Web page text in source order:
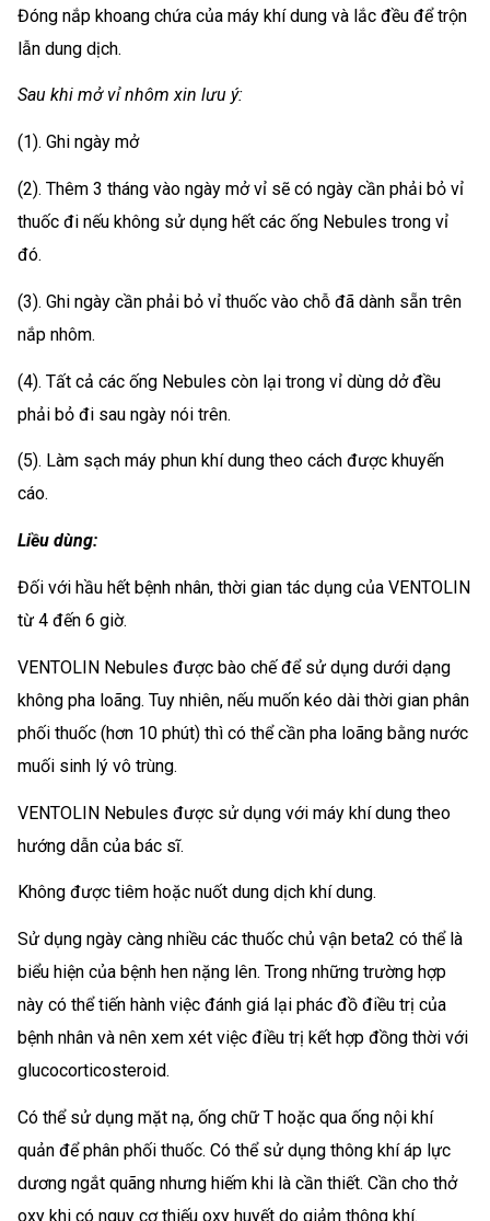
Đóng nắp khoang chứa của máy khí dung và lắc đều để trộn
lẫn dung dịch.
Sau khi mở vỉ nhôm xin lưu ý:
(1). Ghi ngày mở
(2). Thêm 3 tháng vào ngày mở vỉ sẽ có ngày cần phải bỏ vỉ
thuốc đi nếu không sử dụng hết các ống Nebules trong vỉ
đó.
(3). Ghi ngày cần phải bỏ vỉ thuốc vào chỗ đã dành sẵn trên
nắp nhôm.
(4). Tất cả các ống Nebules còn lại trong vỉ dùng dở đều
phải bỏ đi sau ngày nói trên.
(5). Làm sạch máy phun khí dung theo cách được khuyến
cáo.
Liều dùng:
Đối với hầu hết bệnh nhân, thời gian tác dụng của VENTOLIN
từ 4 đến 6 giờ.
VENTOLIN Nebules được bào chế để sử dụng dưới dạng
không pha loãng. Tuy nhiên, nếu muốn kéo dài thời gian phân
phối thuốc (hơn 10 phút) thì có thể cần pha loãng bằng nước
muối sinh lý vô trùng.
VENTOLIN Nebules được sử dụng với máy khí dung theo
hướng dẫn của bác sĩ.
Không được tiêm hoặc nuốt dung dịch khí dung.
Sử dụng ngày càng nhiều các thuốc chủ vận beta2 có thể là
biểu hiện của bệnh hen nặng lên. Trong những trường hợp
này có thể tiến hành việc đánh giá lại phác đồ điều trị của
bệnh nhân và nên xem xét việc điều trị kết hợp đồng thời với
glucocorticosteroid.
Có thể sử dụng mặt nạ, ống chữ T hoặc qua ống nội khí
quản để phân phối thuốc. Có thể sử dụng thông khí áp lực
dương ngắt quãng nhưng hiếm khi là cần thiết. Cần cho thở
oxy khi có nguy cơ thiếu oxy huyết do giảm thông khí.